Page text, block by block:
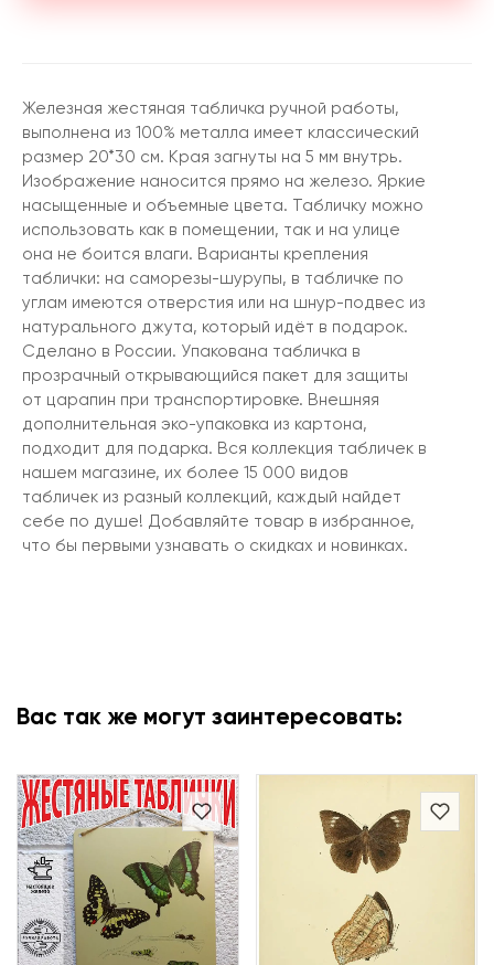
Железная жестяная табличка ручной работы,
выполнена из 100% металла имеет классический
размер 20*30 см. Края загнуты на 5 мм внутрь.
Изображение наносится прямо на железо. Яркие
насыщенные и объемные цвета. Табличку можно
использовать как в помещении, так и на улице
она не боится влаги. Варианты крепления
таблички: на саморезы-шурупы, в табличке по
углам имеются отверстия или на шнур-подвес из
натурального джута, который идёт в подарок.
Сделано в России. Упакована табличка в
прозрачный открывающийся пакет для защиты
от царапин при транспортировке. Внешняя
дополнительная эко-упаковка из картона,
подходит для подарка. Вся коллекция табличек в
нашем магазине, их более 15 000 видов
табличек из разный коллекций, каждый найдет
себе по душе! Добавляйте товар в избранное,
что бы первыми узнавать о скидках и новинках.
Вас так же могут заинтересовать: